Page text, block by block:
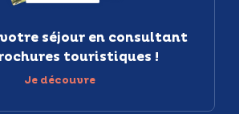
séjour en consultant
touristiques !
Je découvre